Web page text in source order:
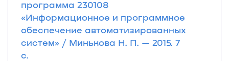
программа 230108
«Информационное и программное
обеспечение автоматизированных
систем» / Минькова Н. П. — 2015. 7
с.